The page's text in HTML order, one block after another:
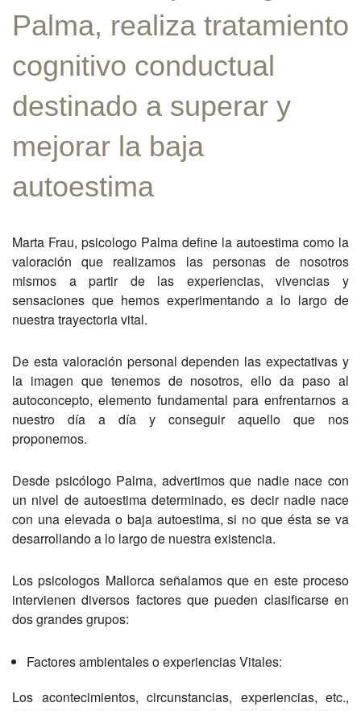
Palma, realiza tratamiento
cognitivo conductual
destinado a superar y
mejorar la baja
autoestima
Marta Frau, psicologo Palma define la autoestima como la
valoración que realizamos las personas de nosotros
mismos a partir de las experiencias, vivencias y
sensaciones que hemos experimentando a lo largo de
nuestra trayectoria vital.
De esta valoración personal dependen las expectativas y
la imagen que tenemos de nosotros, ello da paso al
autoconcepto, elemento fundamental para enfrentarnos a
nuestro día a día y conseguir aquello que nos
proponemos.
Desde psicólogo Palma, advertimos que nadie nace con
un nivel de autoestima determinado, es decir nadie nace
con una elevada o baja autoestima, si no que ésta se va
desarrollando a lo largo de nuestra existencia.
Los psicologos Mallorca señalamos que en este proceso
intervienen diversos factores que pueden clasificarse en
dos grandes grupos:
Factores ambientales o experiencias Vitales:
Los acontecimientos, circunstancias, experiencias, etc.,